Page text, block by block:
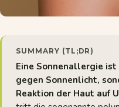
SUMMARY (TL;DR)
Eine Sonnenallergie
gegen Sonnenlicht,
Reaktion der Haut auf